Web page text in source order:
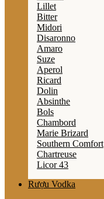
Lillet
Bitter
Midori
Disaronno
Amaro
Suze
Aperol
Ricard
Dolin
Absinthe
Bols
Chambord
Marie Brizard
Southern Comfort
Chartreuse
Licor 43
Rượu Vodka